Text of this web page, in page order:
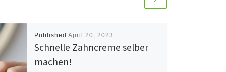
Published April 20, 2023
Schnelle Zahncreme selber
machen!